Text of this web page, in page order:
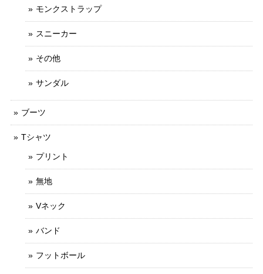
モンクストラップ
スニーカー
その他
サンダル
ブーツ
Tシャツ
プリント
無地
Vネック
バンド
フットボール